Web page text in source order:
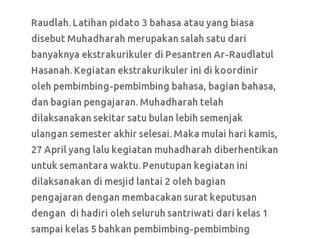
Raudlah. Latihan pidato 3 bahasa atau yang biasa
disebut Muhadharah merupakan salah satu dari
banyaknya ekstrakurikuler di Pesantren Ar-Raudlatul
Hasanah. Kegiatan ekstrakurikuler ini di koordinir
oleh pembimbing-pembimbing bahasa, bagian bahasa,
dan bagian pengajaran. Muhadharah telah
dilaksanakan sekitar satu bulan lebih semenjak
ulangan semester akhir selesai. Maka mulai hari kamis,
27 April yang lalu kegiatan muhadharah diberhentikan
untuk semantara waktu. Penutupan kegiatan ini
dilaksanakan di mesjid lantai 2 oleh bagian
pengajaran dengan membacakan surat keputusan
dengan di hadiri oleh seluruh santriwati dari kelas 1
sampai kelas 5 bahkan pembimbing-pembimbing